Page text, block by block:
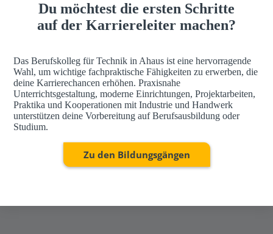
Du möchtest die ersten Schritte
auf der Karriereleiter machen?
Das Berufskolleg für Technik in Ahaus ist eine hervorragende
Wahl, um wichtige fachpraktische Fähigkeiten zu erwerben, die
deine Karrierechancen erhöhen. Praxisnahe
Unterrichtsgestaltung, moderne Einrichtungen, Projektarbeiten,
Praktika und Kooperationen mit Industrie und Handwerk
unterstützen deine Vorbereitung auf Berufsausbildung oder
Studium.
Zu den Bildungsgängen